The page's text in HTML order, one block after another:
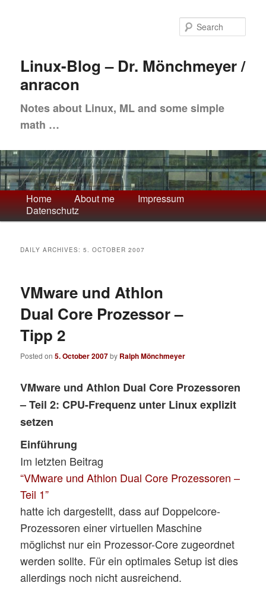
content
contentLinux-Blog – Dr. Mönchmeyer /
anracon
Notes about Linux, ML and some simple
math …
Main
menu
Home About me
Impressum
Datenschutz
DAILY ARCHIVES:5. OCTOBER 2007
VMware und Athlon
Dual Core Prozessor –
Tipp 2
Posted on5. October 2007by Ralph Mönchmeyer
VMware und Athlon Dual Core Prozessoren
– Teil 2: CPU-Frequenz unter Linux explizit
setzen
Einführung
Im letzten Beitrag
“VMware und Athlon Dual Core Prozessoren –
Teil 1”
hatte ich dargestellt, dass auf Doppelcore-
Prozessoren einer virtuellen Maschine
möglichst nur ein Prozessor-Core zugeordnet
werden sollte. Für ein optimales Setup ist dies
allerdings noch nicht ausreichend.